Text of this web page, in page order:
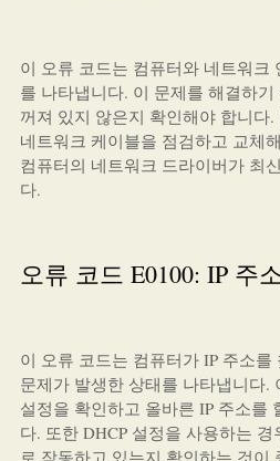
이 오류 코드는 컴퓨터와 네트워크
를 나타냅니다. 이 문제를 해결하
꺼져 있지 않은지 확인해야 합니다
네트워크 케이블을 점검하고 교체
컴퓨터의 네트워크 드라이버가 최
다.
오류 코드 E0100: IP 주
이 오류 코드는 컴퓨터가 IP 주소를
문제가 발생한 상태를 나타냅니다.
설정을 확인하고 올바른 IP 주소를
다. 또한 DHCP 설정을 사용하는
로 작동하고 있는지 확인하는 것이